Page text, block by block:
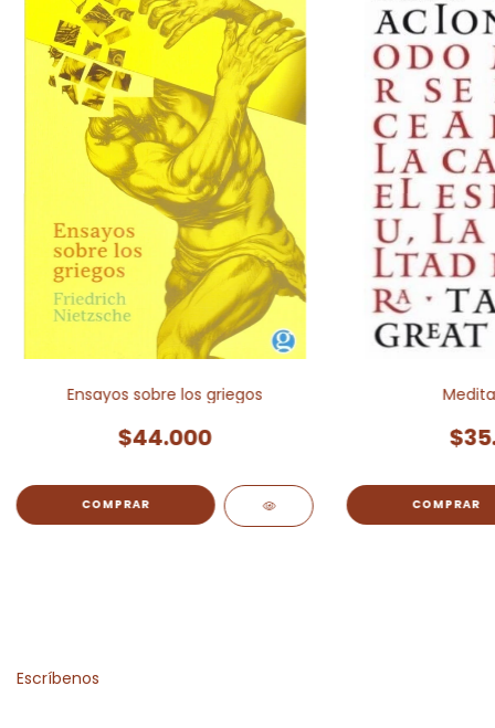
Ensayos sobre los griegos
$44.000
Escríbenos